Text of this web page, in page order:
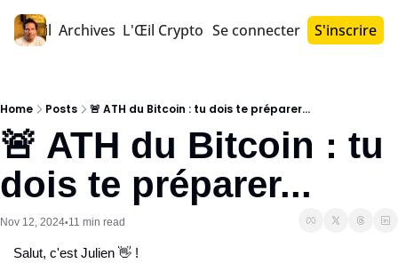
Accueil Archives L'Œil Crypto PRO™Se connecter S'inscrire
Home Posts 🚨 ATH du Bitcoin : tu dois te préparer...
🚨 ATH du Bitcoin : tu
dois te préparer...
Nov 12, 2024•11 min read
Salut, c'est Julien 👋 !